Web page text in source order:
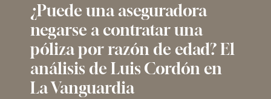
¿Puede una aseguradora
negarse a contratar una
póliza por razón de edad? El
análisis de Luis Cordón en
La Vanguardia